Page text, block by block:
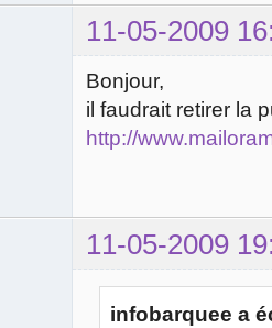
11-05-2009
Bonjour,
il faudrait retirer la
http://
11-05-2009
infobarquee a